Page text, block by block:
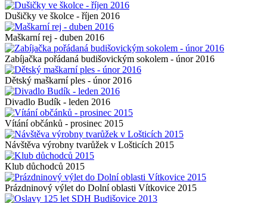
Dušičky ve školce - říjen 2016
Maškarní rej - duben 2016
Zabíjačka pořádaná budišovickým sokolem - únor 2016
Dětský maškarní ples - únor 2016
Divadlo Budík - leden 2016
Vítání občánků - prosinec 2015
Návštěva výrobny tvarůžek v Lošticích 2015
Klub důchodců 2015
Prázdninový výlet do Dolní oblasti Vítkovice 2015